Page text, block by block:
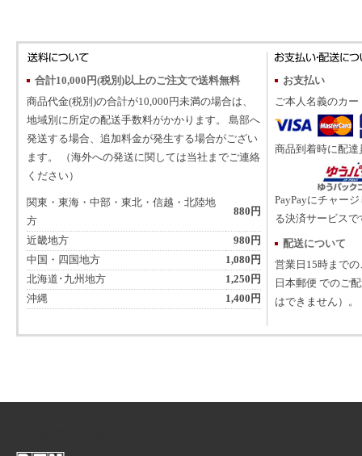
合計10,000円(税別)以上のご注文で送料無料
商品代金(税別)の合計が10,000円未満の場合は、
地域別に所定の配送手数料がかかります。 島部へ
発送する場合、追加料金が発生する場合がござい
ます。 （海外への発送に関しては当社までご連絡
ください）
関東・東海・中部・東北・信越・北陸地
方
880円
近畿地方
980円
中国・四国地方
1,080円
北海道･九州地方
1,250円
沖縄
1,400円
お支払い
ご本人名義のカ
商品到着時に配
PayPayにチャー
る決済サービスで
配送について
営業日15時まで
日本郵便 でのご
はできません）。